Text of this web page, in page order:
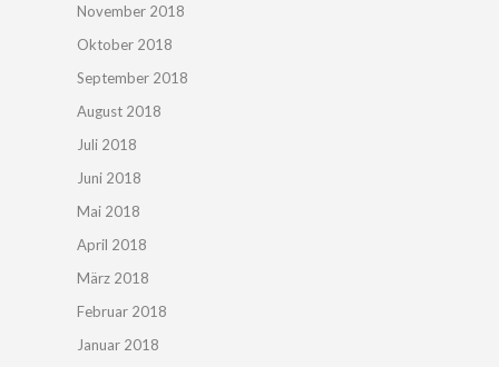
November 2018
Oktober 2018
September 2018
August 2018
Juli 2018
Juni 2018
Mai 2018
April 2018
März 2018
Februar 2018
Januar 2018